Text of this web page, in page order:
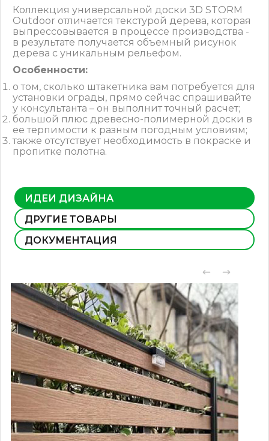
Коллекция универсальной доски 3D STORM
Outdoor отличается текстурой дерева, которая
выпрессовывается в процессе производства -
в результате получается объемный рисунок
дерева с уникальным рельефом.
Особенности:
о том, сколько штакетника вам потребуется для
установки ограды, прямо сейчас спрашивайте
у консультанта – он выполнит точный расчет;
большой плюс древесно-полимерной доски в
ее терпимости к разным погодным условиям;
также отсутствует необходимость в покраске и
пропитке полотна.
ИДЕИ ДИЗАЙНА
ДРУГИЕ ТОВАРЫ
ДОКУМЕНТАЦИЯ